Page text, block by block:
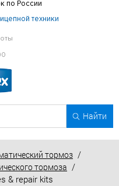
по России
техники
Найти
тормоз /
тормоза /
& repair kits